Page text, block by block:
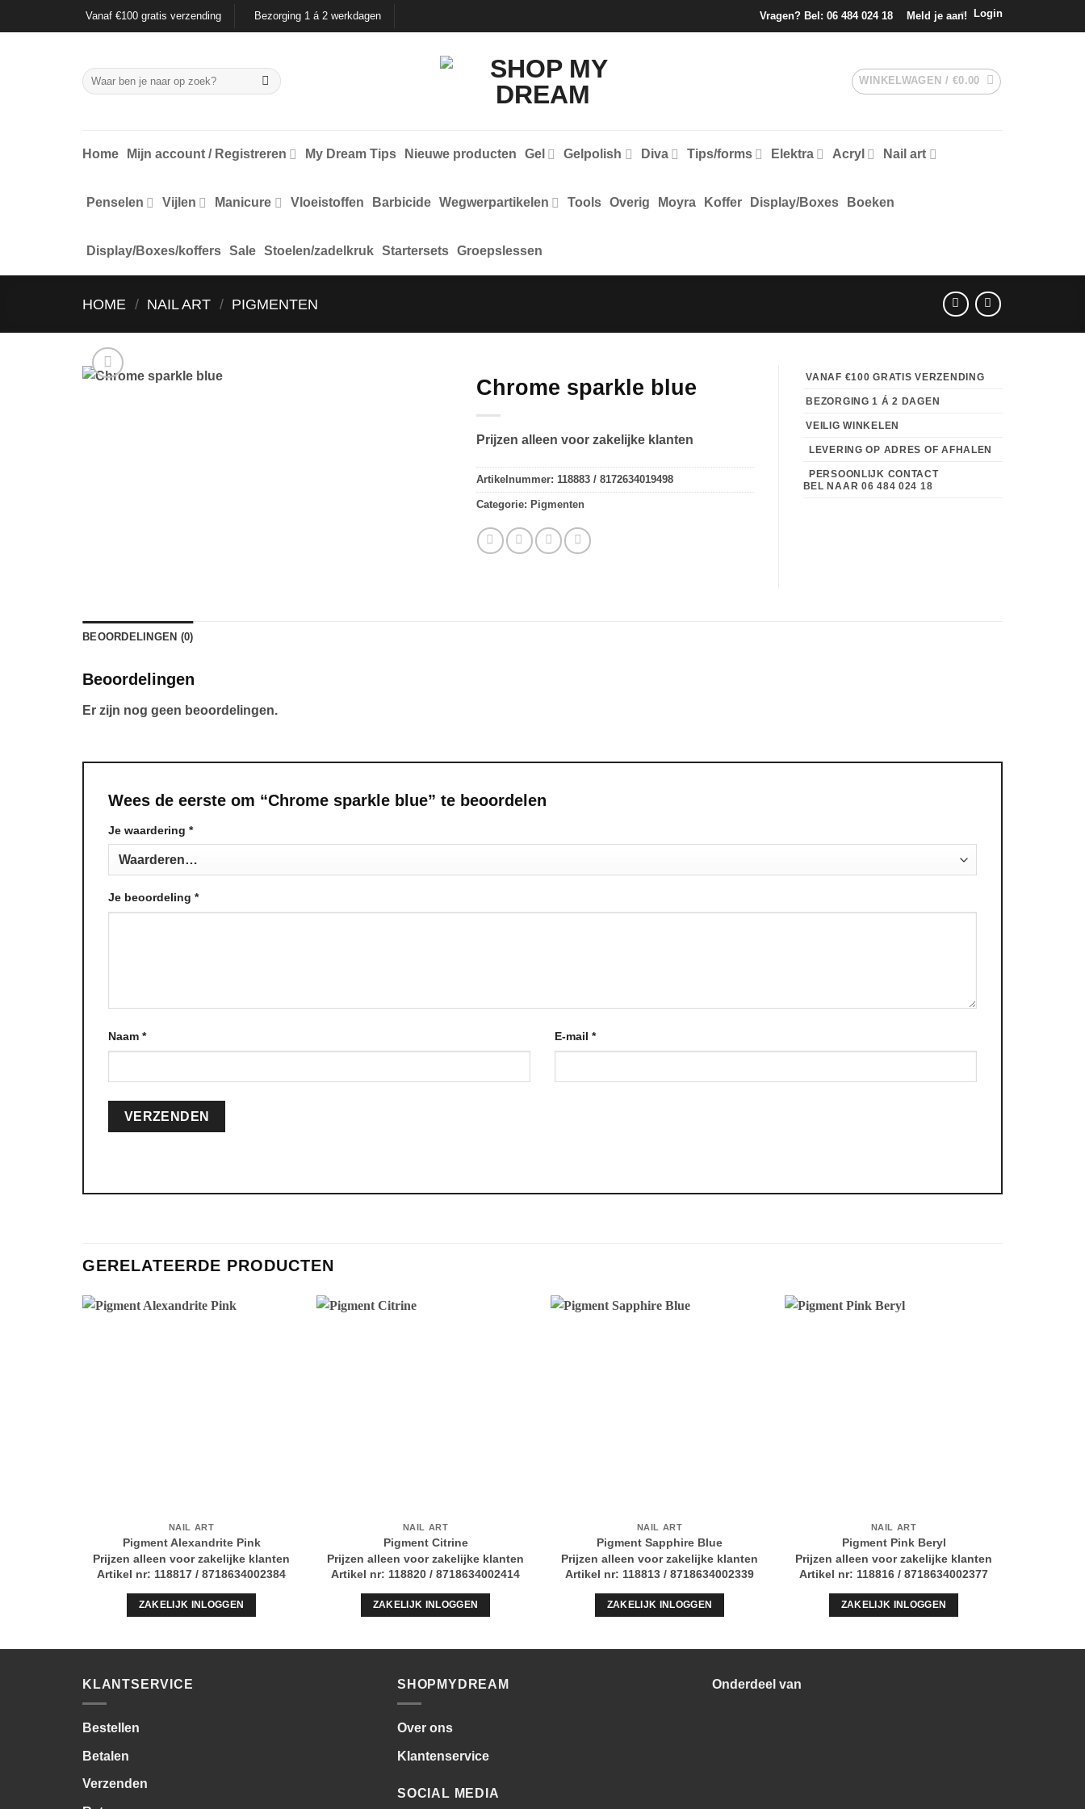
naar
Vanaf €100 gratis verzending Bezorging 1 á 2 werkdagen Vragen? Bel: 06 484 024 18 Meld je aan! Login
Zoeken
naar:
WINKELWAGEN / €0.00
Home Mijn account / Registreren My Dream Tips Nieuwe producten Gel Gelpolish Diva Tips/forms Elektra Acryl Nail art
Penselen Vijlen Manicure Vloeistoffen Barbicide Wegwerpartikelen Tools Overig Moyra Koffer Display/Boxes Boeken
Display/Boxes/koffers Sale Stoelen/zadelkruk Startersets Groepslessen
HOME / NAIL ART / PIGMENTEN
Chrome sparkle blue
Prijzen alleen voor zakelijke klanten
Artikelnummer: 118883 / 8172634019498
Categorie: Pigmenten
VANAF €100 GRATIS VERZENDING
BEZORGING 1 Á 2 DAGEN
VEILIG WINKELEN
LEVERING OP ADRES OF AFHALEN
PERSOONLIJK CONTACT
BEL NAAR 06 484 024 18
BEOORDELINGEN (0)
Beoordelingen
Er zijn nog geen beoordelingen.
Wees de eerste om “Chrome sparkle blue” te beoordelen
Je waardering *
Je beoordeling *
Naam * E-mail *
Alternative:
GERELATEERDE PRODUCTEN
NAIL ART
Pigment Alexandrite Pink
Prijzen alleen voor zakelijke klanten
Artikel nr: 118817 / 8718634002384
ZAKELIJK INLOGGEN
NAIL ART
Pigment Citrine
Prijzen alleen voor zakelijke klanten
Artikel nr: 118820 / 8718634002414
ZAKELIJK INLOGGEN
NAIL ART
Pigment Sapphire Blue
Prijzen alleen voor zakelijke klanten
Artikel nr: 118813 / 8718634002339
ZAKELIJK INLOGGEN
NAIL ART
Pigment Pink Beryl
Prijzen alleen voor zakelijke klanten
Artikel nr: 118816 / 8718634002377
ZAKELIJK INLOGGEN
KLANTSERVICE
Bestellen
Betalen
Verzenden
SHOPMYDREAM
Over ons
Klantenservice
SOCIAL MEDIA
Onderdeel van